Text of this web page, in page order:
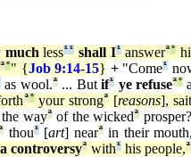
much less¹¹ shall I¹answerª°
ª°" {Job 9:14-15} + "Come¹
as wool.ª... Butif¹ ye refuseª°
ª°your strongª [reasons],
the wayªof the wickedª prosper?
ª thou¹[art] nearªin their
a controversyª with¹ his people,ª